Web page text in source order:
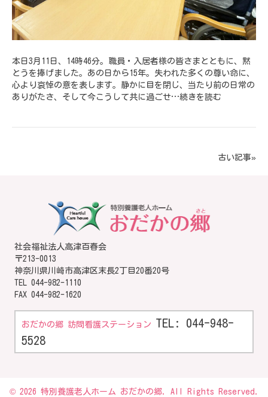
本日3月11日、14時46分。職員・入居者様の皆さまとともに、黙
とうを捧げました。あの日から15年。失われた多くの尊い命に、
心より哀悼の意を表します。静かに目を閉じ、当たり前の日常の
ありがたさ、そして今こうして共に過ごせ…続きを読む
古い記事»
社会福祉法人高津百春会
〒213-0013
神奈川県川崎市高津区末長2丁目20番20号
TEL 044-982-1110
FAX 044-982-1620
おだかの郷 訪問看護ステーション TEL: 044-948-
5528
© 2026 特別養護老人ホーム おだかの郷. All Rights Reserved.